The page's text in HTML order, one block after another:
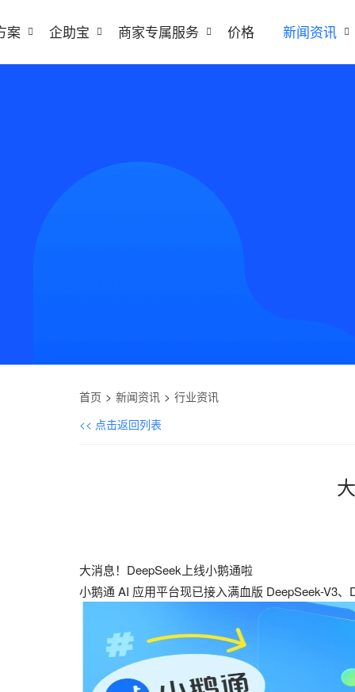
案 企助宝 商家专属服务 价格 新闻资讯
首页 新闻资讯
行业资讯
<< 点击返回列表
大消息！DeepSeek上线小鹅通啦
小鹅通 AI 应用平台现已接入满血版 DeepSeek-V3